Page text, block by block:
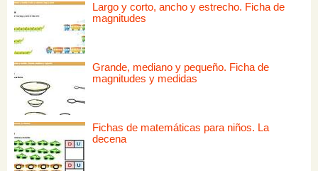
Largo y corto, ancho y estrecho. Ficha de
magnitudes
Grande, mediano y pequeño. Ficha de
magnitudes y medidas
Fichas de matemáticas para niños. La
decena